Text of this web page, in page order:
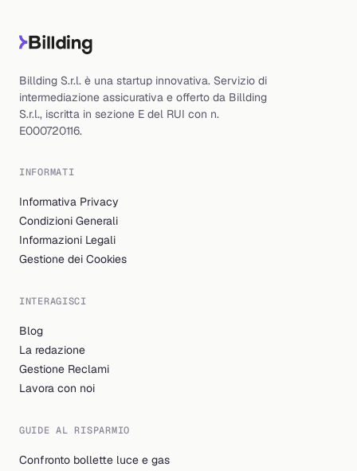
Billding S.r.l. è una startup innovativa. Servizio di
intermediazione assicurativa e offerto da Billding
S.r.l., iscritta in sezione E del RUI con n.
E000720116.
INFORMATI
Informativa Privacy
Condizioni Generali
Informazioni Legali
Gestione dei Cookies
INTERAGISCI
Blog
La redazione
Gestione Reclami
Lavora con noi
GUIDE AL RISPARMIO
Confronto bollette luce e gas